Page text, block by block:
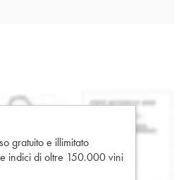
gratuito e illimitato
indici di oltre 150.000 vini